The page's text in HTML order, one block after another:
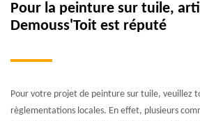
Pour la peinture sur tuile,
Demouss'Toit est réputé
Pour votre projet de peinture sur tuile, veuillez
règlementations locales. En effet, plusieurs